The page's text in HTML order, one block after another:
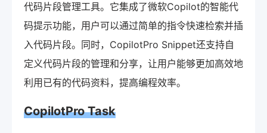
代码片段管理工具。它集成了微软Copilot的智能代
码提示功能，用户可以通过简单的指令快速检索并插
入代码片段。同时，CopilotPro Snippet还支持自
定义代码片段的管理和分享，让用户能够更加高效地
利用已有的代码资料，提高编程效率。
CopilotPro Task